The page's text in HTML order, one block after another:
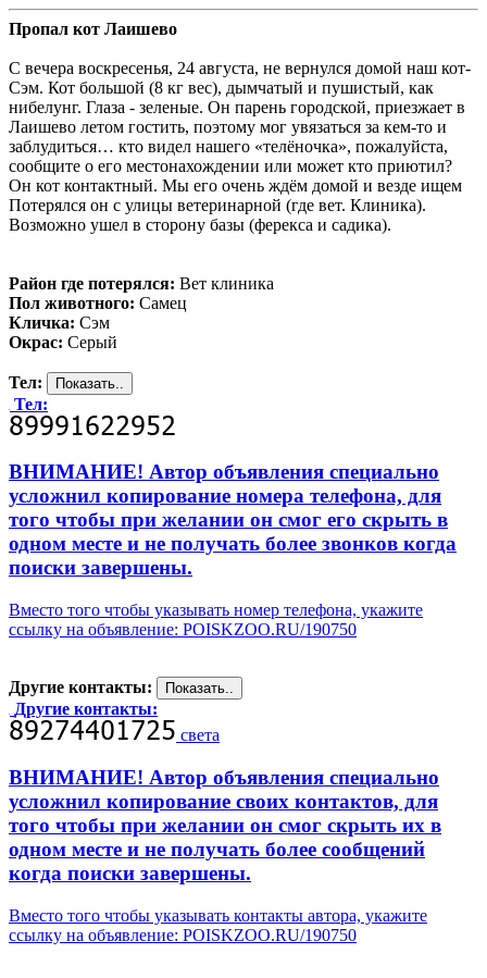
Пропал кот Лаишево
С вечера воскресенья, 24 августа, не вернулся домой наш кот-
Сэм. Кот большой (8 кг вес), дымчатый и пушистый, как
нибелунг. Глаза - зеленые. Он парень городской, приезжает в
Лаишево летом гостить, поэтому мог увязаться за кем-то и
заблудиться… кто видел нашего «телёночка», пожалуйста,
сообщите о его местонахождении или может кто приютил?
Он кот контактный. Мы его очень ждём домой и везде ищем
Потерялся он с улицы ветеринарной (где вет. Клиника).
Возможно ушел в сторону базы (ферекса и садика).
Район где потерялся: Вет клиника
Пол животного: Самец
Кличка: Сэм
Окрас: Серый
Тел:
Тел:
ВНИМАНИЕ! Автор объявления специально
усложнил копирование номера телефона, для
того чтобы при желании он смог его скрыть в
одном месте и не получать более звонков когда
поиски завершены.
Вместо того чтобы указывать номер телефона, укажите
ссылку на объявление: POISKZOO.RU/190750
Другие контакты:
Другие контакты:
света
ВНИМАНИЕ! Автор объявления специально
усложнил копирование своих контактов, для
того чтобы при желании он смог скрыть их в
одном месте и не получать более сообщений
когда поиски завершены.
Вместо того чтобы указывать контакты автора, укажите
ссылку на объявление: POISKZOO.RU/190750